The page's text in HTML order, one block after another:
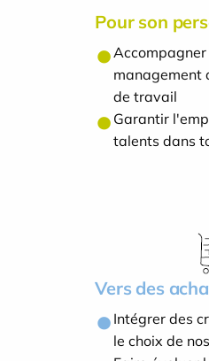
Pour son
management
de travail
Garantir
talents dans
Vers des
Intégrer des
le choix de